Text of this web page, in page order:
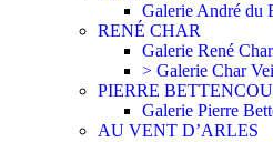
Galerie André du
RENÉ CHAR
Galerie René
> Galerie Char
PIERRE
Galerie Pierre
AU VENT D’ARLES